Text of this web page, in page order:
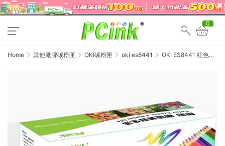
0
Home 其他廠牌碳粉匣 OKI碳粉匣 oki es8441
OKI ES8441 紅色相